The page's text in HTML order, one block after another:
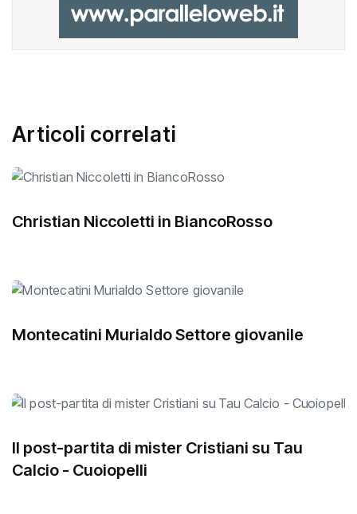
Articoli correlati
Christian Niccoletti in BiancoRosso
Montecatini Murialdo Settore giovanile
Il post-partita di mister Cristiani su Tau
Calcio - Cuoiopelli